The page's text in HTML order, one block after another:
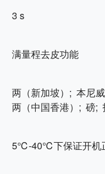
3 s
满量程去皮功能
两（新加坡）; 本尼
两（中国香港）; 磅;
5℃-40℃下保证开机